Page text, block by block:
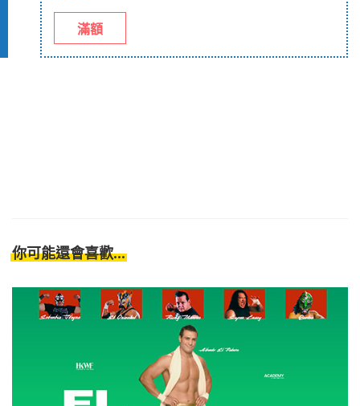
滿額
你可能還會喜歡...